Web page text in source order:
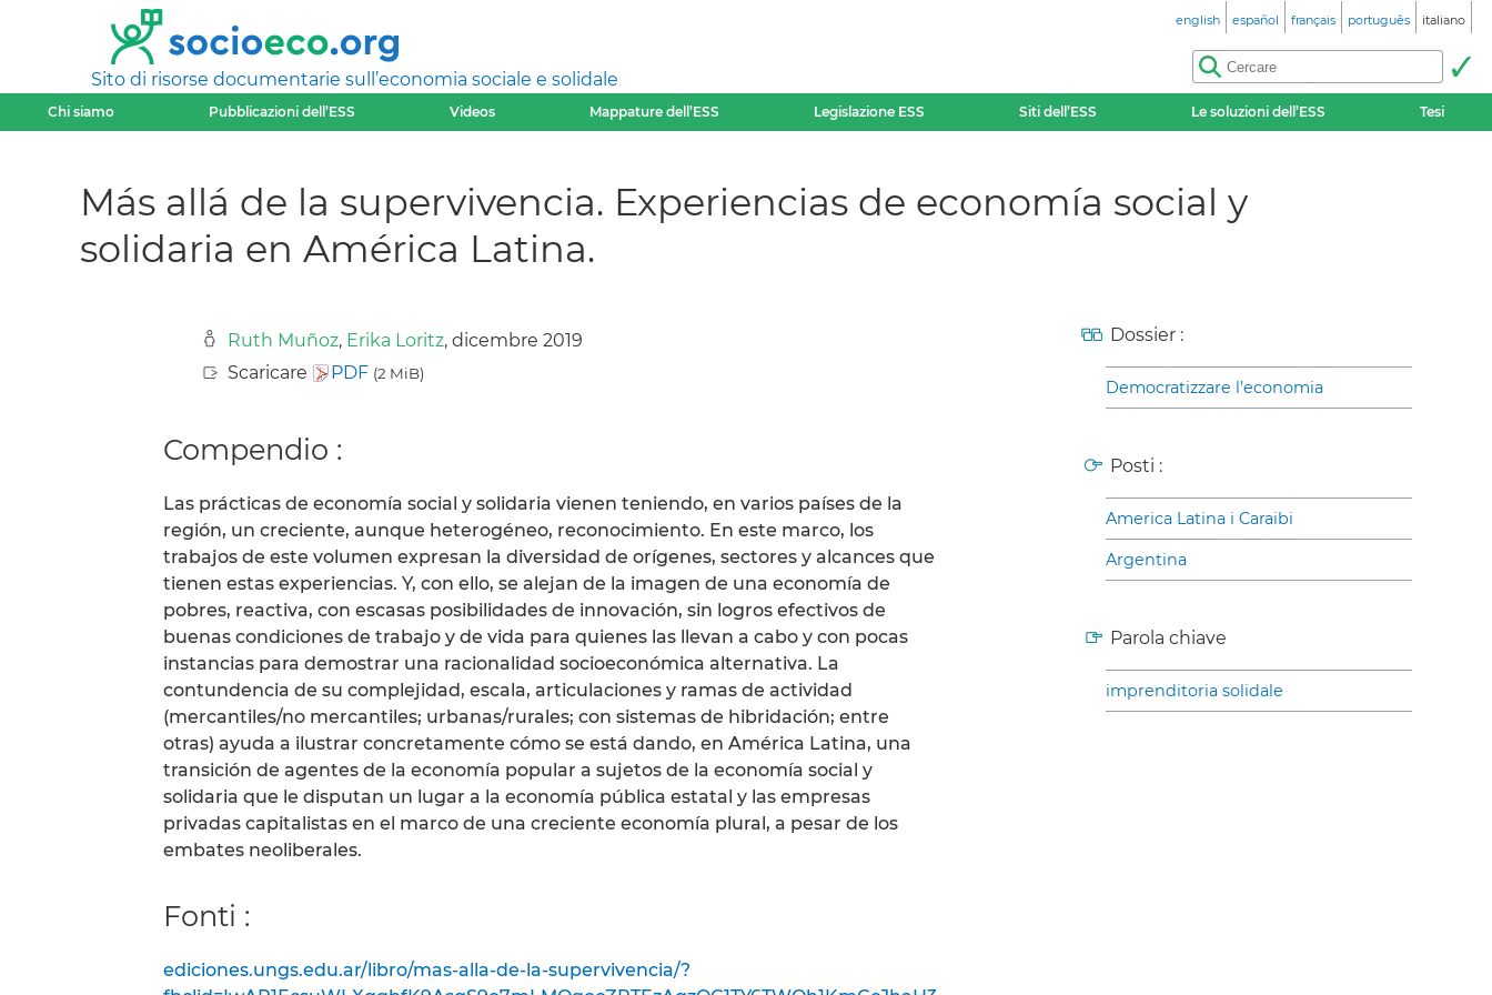
Sito di risorse documentarie sull’economia sociale e solidale
english español français português italiano
Chi siamo Pubblicazioni dell’ESS Videos Mappature dell’ESS Legislazione ESS Siti dell’ESS Le soluzioni dell’ESS Tesi
Más allá de la supervivencia. Experiencias de economía social y
solidaria en América Latina.
Ruth Muñoz, Erika Loritz, dicembre 2019
Scaricare
PDF (2 MiB)
Compendio :
Las prácticas de economía social y solidaria vienen teniendo, en varios países de la
región, un creciente, aunque heterogéneo, reconocimiento. En este marco, los
trabajos de este volumen expresan la diversidad de orígenes, sectores y alcances que
tienen estas experiencias. Y, con ello, se alejan de la imagen de una economía de
pobres, reactiva, con escasas posibilidades de innovación, sin logros efectivos de
buenas condiciones de trabajo y de vida para quienes las llevan a cabo y con pocas
instancias para demostrar una racionalidad socioeconómica alternativa. La
contundencia de su complejidad, escala, articulaciones y ramas de actividad
(mercantiles/no mercantiles; urbanas/rurales; con sistemas de hibridación; entre
otras) ayuda a ilustrar concretamente cómo se está dando, en América Latina, una
transición de agentes de la economía popular a sujetos de la economía social y
solidaria que le disputan un lugar a la economía pública estatal y las empresas
privadas capitalistas en el marco de una creciente economía plural, a pesar de los
embates neoliberales.
Fonti :
ediciones.ungs.edu.ar/libro/mas-alla-de-la-supervivencia/?
Dossier :
Democratizzare l’economia
Posti :
America Latina i Caraibi
Argentina
Parola chiave
imprenditoria solidale